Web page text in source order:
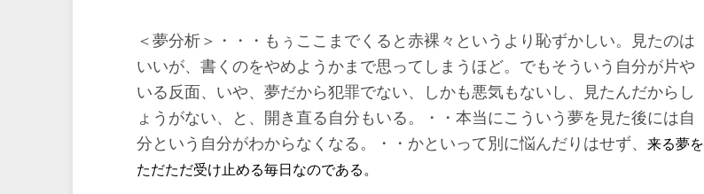
＜夢分析＞・・・もぅここまでくると赤裸々というより恥ずかしい。見たのは
いいが、書くのをやめようかまで思ってしまうほど。でもそういう自分が片や
いる反面、いや、夢だから犯罪でない、しかも悪気もないし、見たんだからし
ょうがない、と、開き直る自分もいる。・・本当にこういう夢を見た後には自
分という自分がわからなくなる。・・かといって別に悩んだりはせず、 来る夢を
ただただ受け止める毎日なのである。